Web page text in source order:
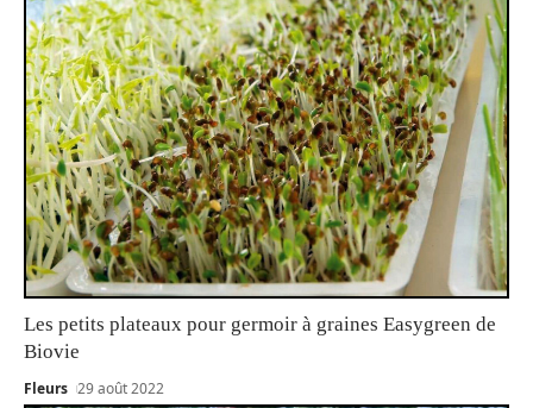
Les petits plateaux pour germoir à graines Easygreen de
Biovie
Fleurs 29 août 2022